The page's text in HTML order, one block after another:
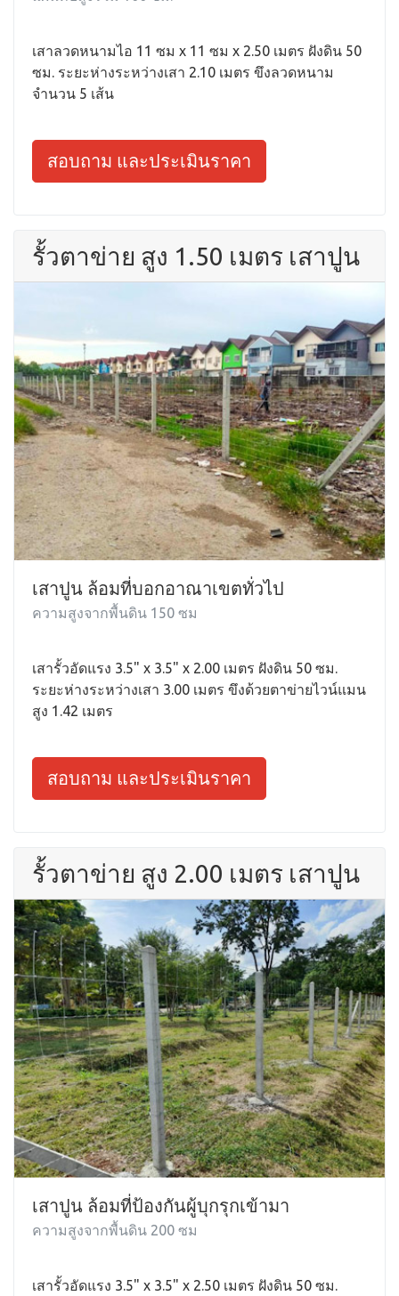
เสาลวดหนามไอ 11 ซม x 11 ซม x 2.50 เมตร ฝังดิน 50
ซม. ระยะห่างระหว่างเสา 2.10 เมตร ขึงลวดหนาม
จำนวน 5 เส้น
สอบถาม และประเมินราคา
รั้วตาข่าย สูง 1.50 เมตร เสาปูน
เสาปูน ล้อมที่บอกอาณาเขตทั่วไป
ความสูงจากพื้นดิน 150 ซม
เสารั้วอัดแรง 3.5" x 3.5" x 2.00 เมตร ฝังดิน 50 ซม.
ระยะห่างระหว่างเสา 3.00 เมตร ขึงด้วยตาข่ายไวน์แมน
สูง 1.42 เมตร
สอบถาม และประเมินราคา
รั้วตาข่าย สูง 2.00 เมตร เสาปูน
เสาปูน ล้อมที่ป้องกันผู้บุกรุกเข้ามา
ความสูงจากพื้นดิน 200 ซม
เสารั้วอัดแรง 3.5" x 3.5" x 2.50 เมตร ฝังดิน 50 ซม.